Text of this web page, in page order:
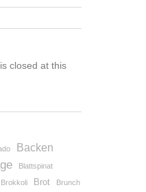
closed at this
Backen
Blattspinat
Brokkoli Brot Brunch